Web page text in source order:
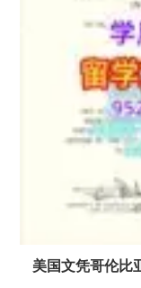
美国文凭哥伦比